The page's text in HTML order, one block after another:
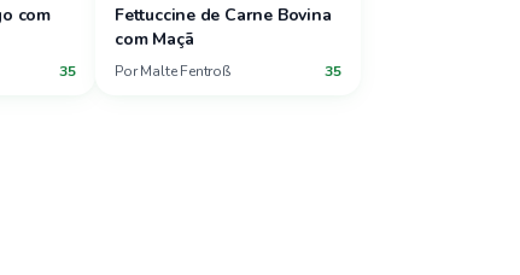
com
35
Fettuccine de Carne Bovina
com Maçã
Por Malte Fentroß 35